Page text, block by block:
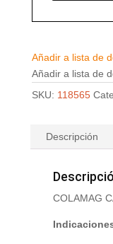
Añadir a lista de
Añadir a lista de
SKU: 118565
Descripción
COLAMAG